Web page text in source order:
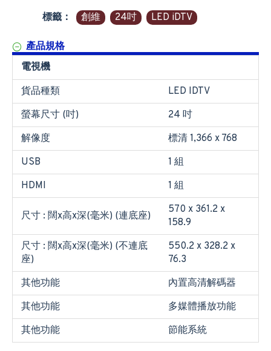
標籤： 創維 24吋 LED iDTV
產品規格
電視機
貨品種類
LED IDTV
螢幕尺寸 (吋)
24 吋
解像度
標清 1,366 x 768
USB
1 組
HDMI
1 組
尺寸 : 闊x高x深(毫米) (連底座)
570 x 361.2 x
158.9
尺寸 : 闊x高x深(毫米) (不連底
座)
550.2 x 328.2 x
76.3
其他功能
內置高清解碼器
其他功能
多媒體播放功能
其他功能
節能系統